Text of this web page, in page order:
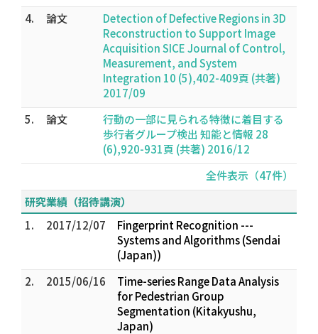
4.
論文
Detection of Defective Regions in 3D
Reconstruction to Support Image
Acquisition SICE Journal of Control,
Measurement, and System
Integration 10 (5),402-409頁 (共著)
2017/09
5.
論文
行動の一部に見られる特徴に着目する
歩行者グループ検出 知能と情報 28
(6),920-931頁 (共著) 2016/12
全件表示（47件）
研究業績（招待講演）
1.
2017/12/07
Fingerprint Recognition ---
Systems and Algorithms (Sendai
(Japan))
2.
2015/06/16
Time-series Range Data Analysis
for Pedestrian Group
Segmentation (Kitakyushu,
Japan)